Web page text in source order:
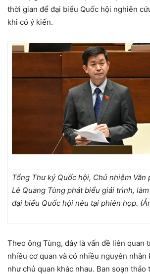
thời gian để đại biểu Quốc hội nghiên
khi có ý kiến.
Tổng Thư ký Quốc hội, Chủ nhiệm Văn
Lê Quang Tùng phát biểu giải trình,
đại biểu Quốc hội nêu tại phiên họp.
Theo ông Tùng, đây là vấn đề liên quan
nhiều cơ quan và có nhiều nguyên nhân
như chủ quan khác nhau. Ban soạn